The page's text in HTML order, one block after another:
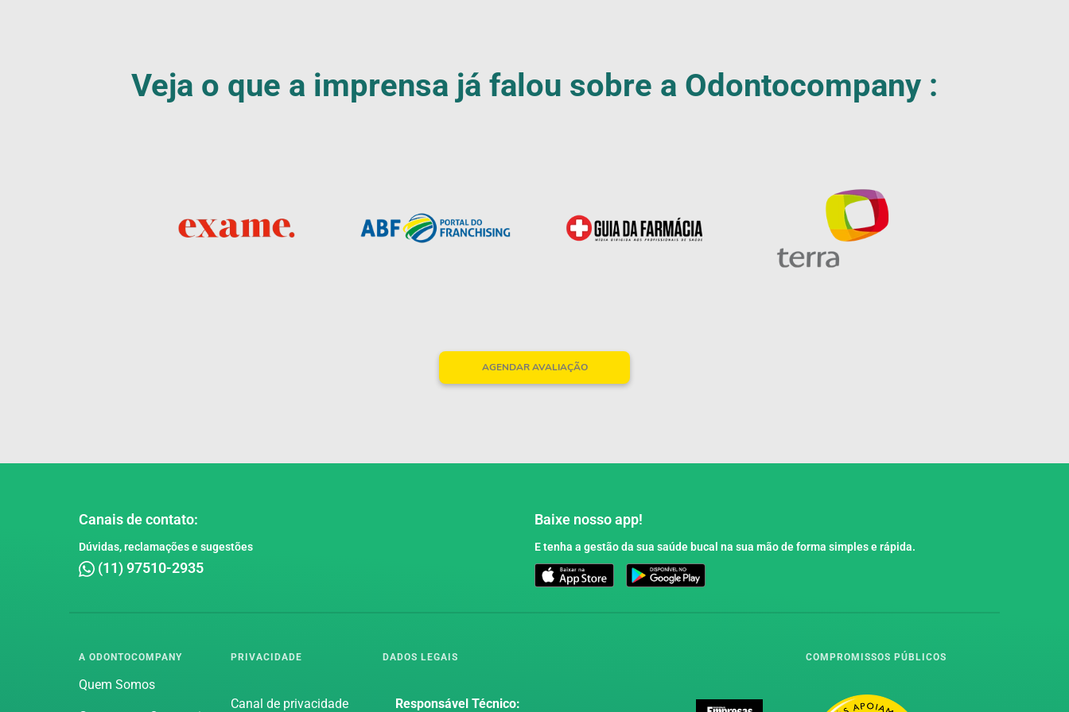
Veja o que a imprensa já falou sobre a Odontocompany :
AGENDAR AVALIAÇÃO
Canais de contato:
Dúvidas, reclamações e sugestões
(11) 97510-2935
Baixe nosso app!
E tenha a gestão da sua saúde bucal na sua mão de forma simples e rápida.
A ODONTOCOMPANY
Quem Somos
PRIVACIDADE
Canal de privacidade
DADOS LEGAIS
Responsável Técnico:
COMPROMISSOS PÚBLICOS